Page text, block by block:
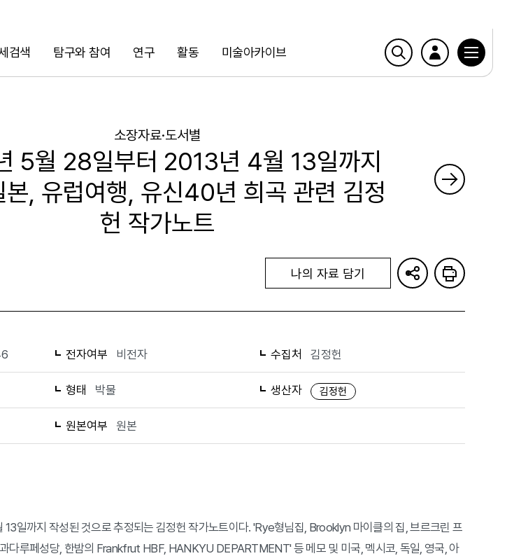
검색 탐구와 참여 연구 활동 미술아카이브
검색
소장자료·도서별
5월 28일부터 2013년 4월 13일까지
본, 유럽여행, 유신40년 희곡 관련 김정
헌 작가노트
나의 자료 담기
전자여부 비전자 수집처 김정헌
형태 박물 생산자 김정헌
원본여부 원본
일까지 작성된 것으로 추정되는 김정헌 작가노트이다. 'Rye형님집, Brooklyn 마이클의 집, 브르크린 프
다루페성당, 한밤의 Frankfrut HBF, HANKYU DEPARTMENT' 등 메모 및 미국, 멕시코, 독일, 영국, 아